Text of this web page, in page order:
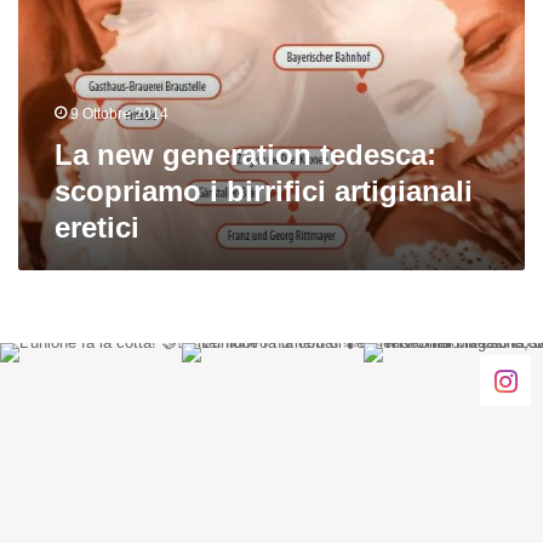
scopriamo
artigianali
eretici
9 Ottobre 2014
La new generation tedesca:
scopriamo i birrifici artigianali
eretici